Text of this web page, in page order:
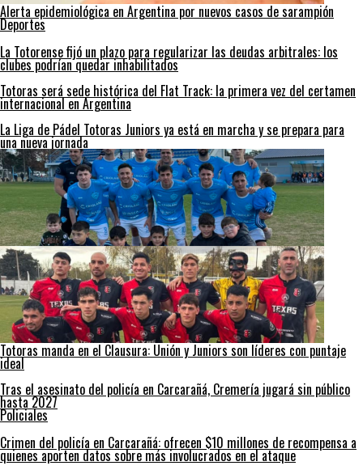
Alerta epidemiológica en Argentina por nuevos casos de sarampión
Deportes
La Totorense fijó un plazo para regularizar las deudas arbitrales: los
clubes podrían quedar inhabilitados
Totoras será sede histórica del Flat Track: la primera vez del certamen
internacional en Argentina
La Liga de Pádel Totoras Juniors ya está en marcha y se prepara para
una nueva jornada
Totoras manda en el Clausura: Unión y Juniors son líderes con puntaje
ideal
Tras el asesinato del policía en Carcarañá, Cremería jugará sin público
hasta 2027
Policiales
Crimen del policía en Carcarañá: ofrecen $10 millones de recompensa a
quienes aporten datos sobre más involucrados en el ataque